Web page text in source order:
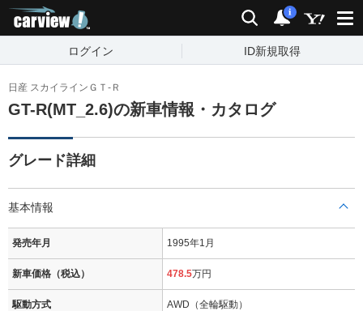
検索 通知
i
ログイン ID新規取得
日産 スカイラインＧＴ‐Ｒ
GT-R(MT_2.6)の新車情報・カタログ
グレード詳細
基本情報
発売年月 1995年1月
新車価格（税込） 478.5万円
駆動方式 AWD（全輪駆動）